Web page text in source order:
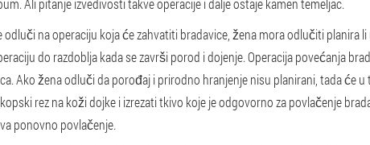
Ali pitanje izvedivosti takve operacije i dalje ostaje kamen temeljac.
odluči na operaciju koja će zahvatiti bradavice, žena mora odlučiti
do razdoblja kada se završi porod i dojenje. Operacija povećanja
Ako žena odluči da porođaj i prirodno hranjenje nisu planirani, tada će
rez na koži dojke i izrezati tkivo koje je odgovorno za povlačenje
ponovno povlačenje.